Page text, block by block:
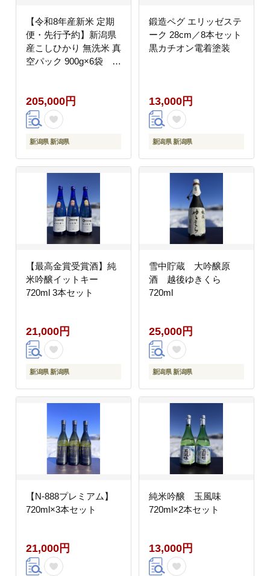
【令和8年産新米 定期
便・先行予約】新潟県
産こしひかり 無洗米 真
空パック 900g×6袋 全
205,000円
新潟県 新潟県
鍛造ペグ エリッゼステ
ーク 28cm／8本セット
黒カチオン電着塗装
13,000円
新潟県 新潟県
【最高金賞受賞酒】純
米吟醸イットキー
720ml 3本セット
21,000円
新潟県 新潟県
雪中貯蔵 大吟醸原
酒 越後ゆきくら
720ml
25,000円
新潟県 新潟県
【N-888プレミアム】
720ml×3本セット
21,000円
純米吟醸 玉風味
720ml×2本セット
13,000円